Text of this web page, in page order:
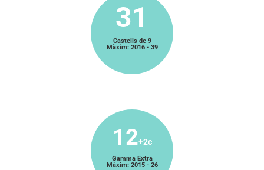
31
Castells de 9
Màxim: 2016 - 39
12+2c
Gamma Extra
Màxim: 2015 - 26